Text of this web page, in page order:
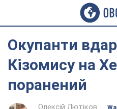
Окупанти
Кізомису на
поранений
Олексій Лютіков